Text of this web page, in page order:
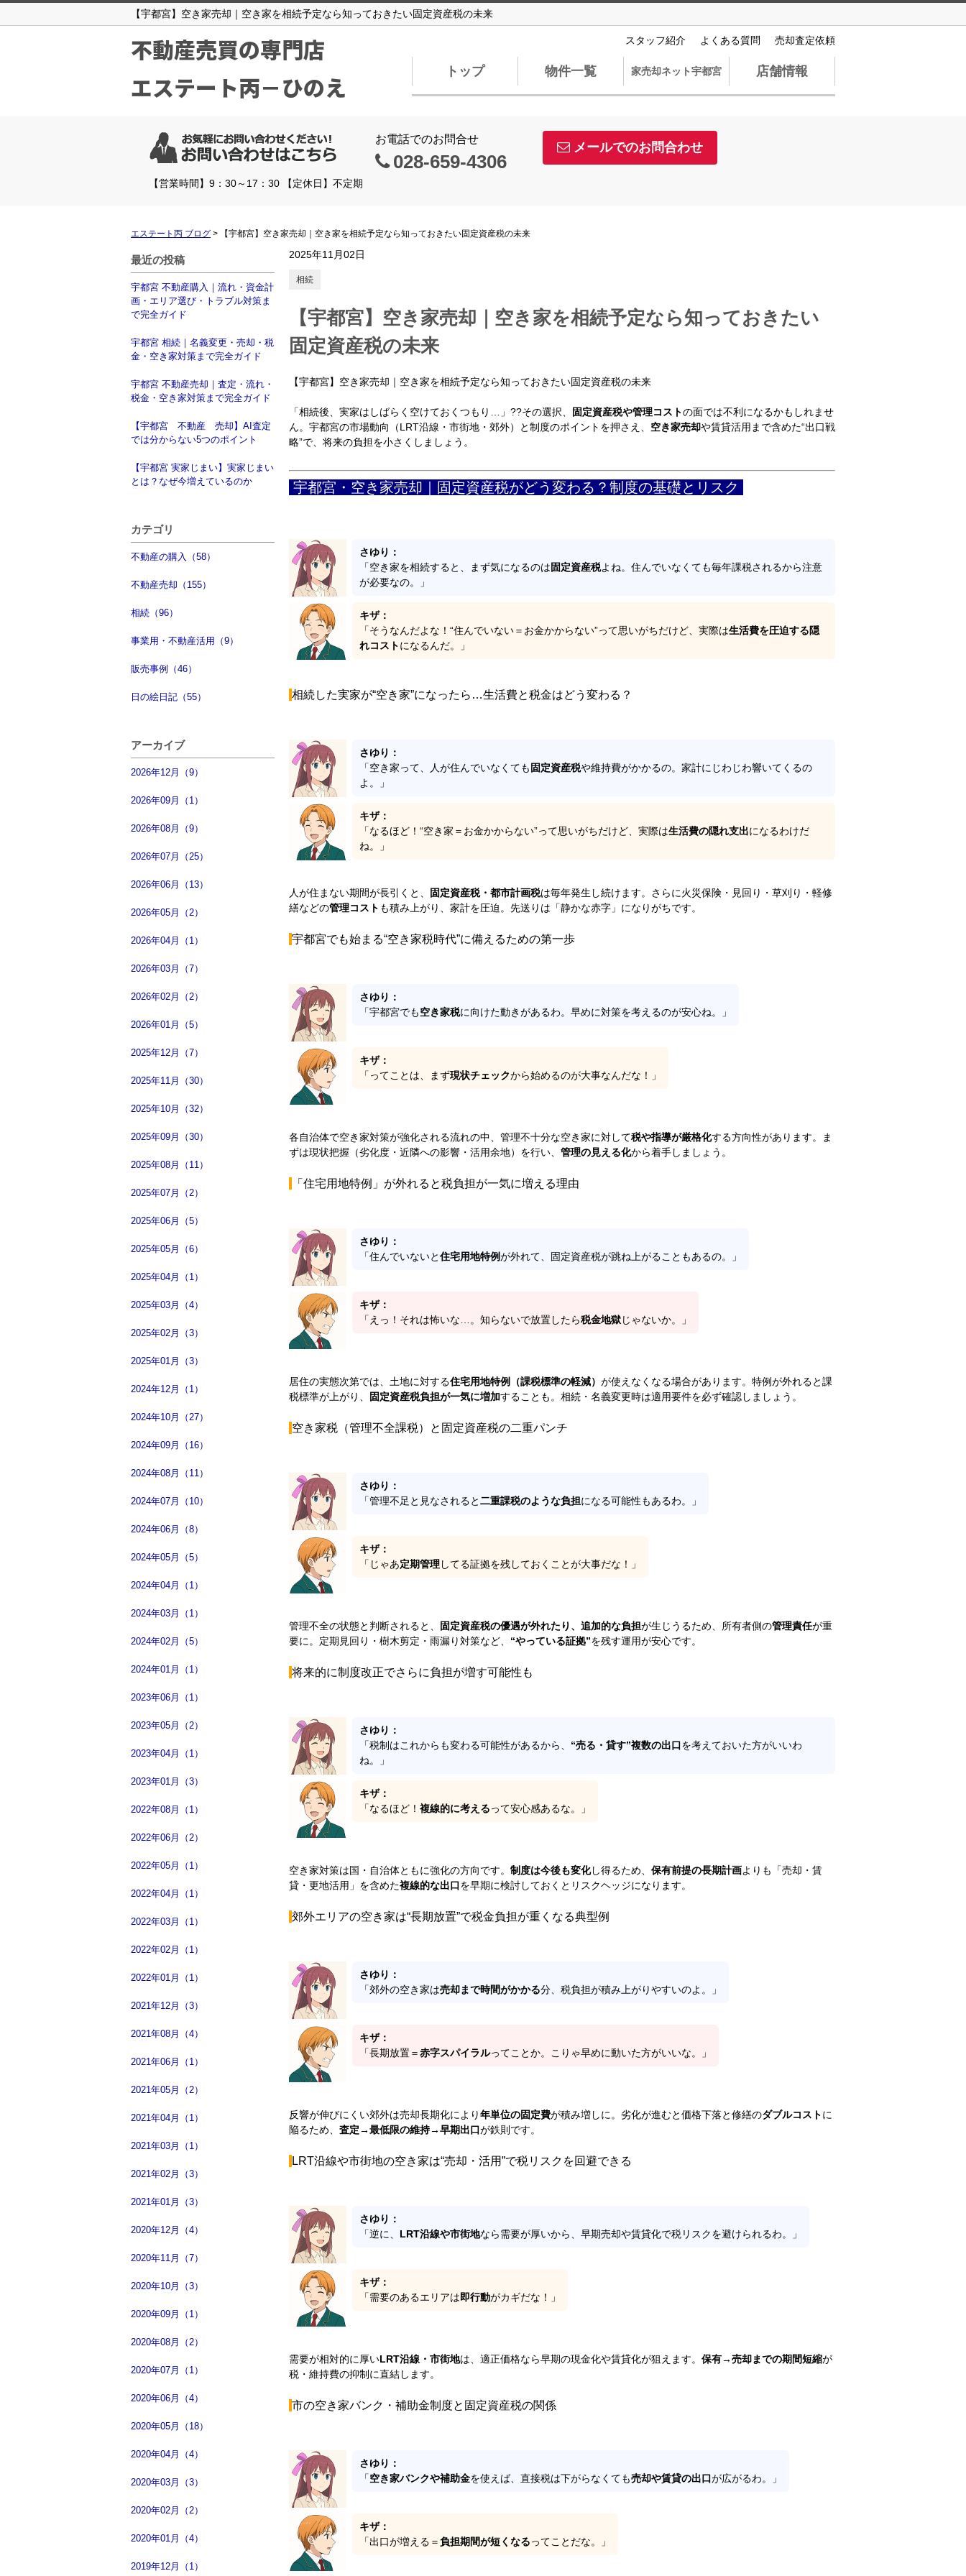
【宇都宮】空き家売却｜空き家を相続予定なら知っておきたい固定資産税の未来
不動産売買の専門店
エステート丙－ひのえ
スタッフ紹介 よくある質問 売却査定依頼
トップ 物件一覧 家売却ネット宇都宮 店舗情報
お電話でのお問合せ
028-659-4306
メールでのお問合わせ
【営業時間】9：30～17：30 【定休日】不定期
エステート丙 ブログ > 【宇都宮】空き家売却｜空き家を相続予定なら知っておきたい固定資産税の未来
最近の投稿
宇都宮 不動産購入｜流れ・資金計
画・エリア選び・トラブル対策ま
で完全ガイド
宇都宮 相続｜名義変更・売却・税
金・空き家対策まで完全ガイド
宇都宮 不動産売却｜査定・流れ・
税金・空き家対策まで完全ガイド
【宇都宮 不動産 売却】AI査定
では分からない5つのポイント
【宇都宮 実家じまい】実家じまい
とは？なぜ今増えているのか
カテゴリ
不動産の購入（58）
不動産売却（155）
相続（96）
事業用・不動産活用（9）
販売事例（46）
日の絵日記（55）
アーカイブ
2026年12月（9）
2026年09月（1）
2026年08月（9）
2026年07月（25）
2026年06月（13）
2026年05月（2）
2026年04月（1）
2026年03月（7）
2026年02月（2）
2026年01月（5）
2025年12月（7）
2025年11月（30）
2025年10月（32）
2025年09月（30）
2025年08月（11）
2025年07月（2）
2025年06月（5）
2025年05月（6）
2025年04月（1）
2025年03月（4）
2025年02月（3）
2025年01月（3）
2024年12月（1）
2024年10月（27）
2024年09月（16）
2024年08月（11）
2024年07月（10）
2024年06月（8）
2024年05月（5）
2024年04月（1）
2024年03月（1）
2024年02月（5）
2024年01月（1）
2023年06月（1）
2023年05月（2）
2023年04月（1）
2023年01月（3）
2022年08月（1）
2022年06月（2）
2022年05月（1）
2022年04月（1）
2022年03月（1）
2022年02月（1）
2022年01月（1）
2021年12月（3）
2021年08月（4）
2021年06月（1）
2021年05月（2）
2021年04月（1）
2021年03月（1）
2021年02月（3）
2021年01月（3）
2020年12月（4）
2020年11月（7）
2020年10月（3）
2020年09月（1）
2020年08月（2）
2020年07月（1）
2020年06月（4）
2020年05月（18）
2020年04月（4）
2020年03月（3）
2020年02月（2）
2020年01月（4）
2019年12月（1）
2025年11月02日
相続
【宇都宮】空き家売却｜空き家を相続予定なら知っておきたい
固定資産税の未来
【宇都宮】空き家売却｜空き家を相続予定なら知っておきたい固定資産税の未来
「相続後、実家はしばらく空けておくつもり…」??その選択、 固定資産税や管理コストの面では不利になるかもしれませ
ん。宇都宮の市場動向（LRT沿線・市街地・郊外）と制度のポイントを押さえ、 空き家売却や賃貸活用まで含めた“出口戦
略”で、将来の負担を小さくしましょう。
宇都宮・空き家売却｜固定資産税がどう変わる？制度の基礎とリスク
さゆり：
「空き家を相続すると、まず気になるのは固定資産税よね。住んでいなくても毎年課税されるから注意
が必要なの。」
キザ：
「そうなんだよな！“住んでいない＝お金かからない”って思いがちだけど、実際は生活費を圧迫する隠
れコストになるんだ。」
相続した実家が“空き家”になったら…生活費と税金はどう変わる？
さゆり：
「空き家って、人が住んでいなくても 固定資産税や維持費がかかるの。家計にじわじわ響いてくるの
よ。」
キザ：
「なるほど！“空き家＝お金かからない”って思いがちだけど、実際は生活費の隠れ支出になるわけだ
ね。」
人が住まない期間が長引くと、 固定資産税・都市計画税は毎年発生し続けます。さらに火災保険・見回り・草刈り・軽修
繕などの管理コスト も積み上がり、家計を圧迫。先送りは「静かな赤字」になりがちです。
宇都宮でも始まる“空き家税時代”に備えるための第一歩
さゆり：
「宇都宮でも空き家税に向けた動きがあるわ。早めに対策を考えるのが安心ね。」
キザ：
「ってことは、まず現状チェックから始めるのが大事なんだな！」
各自治体で空き家対策が強化される流れの中、管理不十分な空き家に対して税や指導が厳格化する方向性があります。ま
ずは現状把握（劣化度・近隣への影響・活用余地）を行い、 管理の見える化から着手しましょう。
「住宅用地特例」が外れると税負担が一気に増える理由
さゆり：
「住んでいないと住宅用地特例が外れて、固定資産税が跳ね上がることもあるの。」
キザ：
「えっ！それは怖いな…。知らないで放置したら税金地獄じゃないか。」
居住の実態次第では、土地に対する住宅用地特例（課税標準の軽減） が使えなくなる場合があります。特例が外れると課
税標準が上がり、
固定資産税負担が一気に増加することも。相続・名義変更時は適用要件を必ず確認しましょう。
空き家税（管理不全課税）と固定資産税の二重パンチ
さゆり：
「管理不足と見なされると二重課税のような負担になる可能性もあるわ。」
キザ：
「じゃあ定期管理してる証拠を残しておくことが大事だな！」
管理不全の状態と判断されると、 固定資産税の優遇が外れたり、追加的な負担が生じうるため、所有者側の管理責任が重
要に。定期見回り・樹木剪定・雨漏り対策など、 “やっている証拠”を残す運用が安心です。
将来的に制度改正でさらに負担が増す可能性も
さゆり：
「税制はこれからも変わる可能性があるから、 “売る・貸す”複数の出口を考えておいた方がいいわ
ね。」
キザ：
「なるほど！ 複線的に考えるって安心感あるな。」
空き家対策は国・自治体ともに強化の方向です。 制度は今後も変化し得るため、 保有前提の長期計画よりも「売却・賃
貸・更地活用」を含めた複線的な出口を早期に検討しておくとリスクヘッジになります。
郊外エリアの空き家は“長期放置”で税金負担が重くなる典型例
さゆり：
「郊外の空き家は売却まで時間がかかる分、税負担が積み上がりやすいのよ。」
キザ：
「長期放置＝赤字スパイラルってことか。こりゃ早めに動いた方がいいな。」
反響が伸びにくい郊外は売却長期化により年単位の固定費が積み増しに。劣化が進むと価格下落と修繕のダブルコストに
陥るため、 査定→最低限の維持→早期出口が鉄則です。
LRT沿線や市街地の空き家は“売却・活用”で税リスクを回避できる
さゆり：
「逆に、 LRT沿線や市街地なら需要が厚いから、早期売却や賃貸化で税リスクを避けられるわ。」
キザ：
「需要のあるエリアは即行動がカギだな！」
需要が相対的に厚いLRT沿線・市街地は、適正価格なら早期の現金化や賃貸化が狙えます。 保有→売却までの期間短縮が
税・維持費の抑制に直結します。
市の空き家バンク・補助金制度と固定資産税の関係
さゆり：
「空き家バンクや補助金を使えば、直接税は下がらなくても売却や賃貸の出口が広がるわ。」
キザ：
「出口が増える＝負担期間が短くなるってことだな。」